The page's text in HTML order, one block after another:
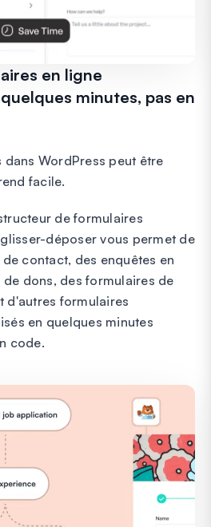
en ligne
minutes, pas en
WordPress peut être
facile.
de formulaires
déposer vous permet de
contact, des enquêtes en
dons, des formulaires de
d'autres formulaires
en quelques minutes
code.